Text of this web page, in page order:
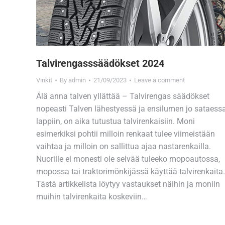
Talvirengasssäädökset 2024
Vinkit By admin 21/09/2023 Leave a comment
Älä anna talven yllättää – Talvirengas säädökset
nopeasti Talven lähestyessä ja ensilumen jo
lappiin, on aika tutustua talvirenkaisiin. Moni
esimerkiksi pohtii milloin renkaat tulee viimeistään
vaihtaa ja milloin on sallittua ajaa nastarenkailla.
Nuorille ei monesti ole selvää tuleeko mopoautossa,
mopossa tai traktorimönkijässä käyttää talvirenkaita.
Tästä artikkelista löytyy vastaukset näihin ja moniin
muihin talvirenkaita koskeviin…